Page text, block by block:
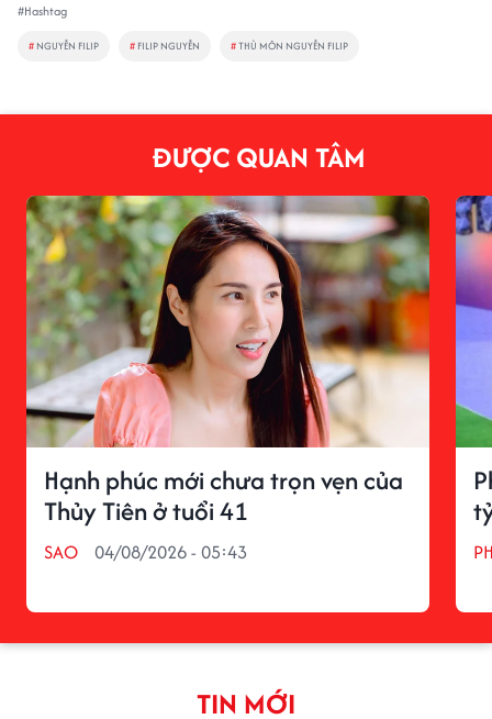
#Hashtag
# NGUYỄN FILIP # FILIP NGUYỄN #THỦ MÔN NGUYỄN FILIP
ĐƯỢC QUAN TÂM
Hạnh phúc mới chưa trọn vẹn của
Thủy Tiên ở tuổi 41
SAO 04/08/2026 - 05:43
TIN MỚI